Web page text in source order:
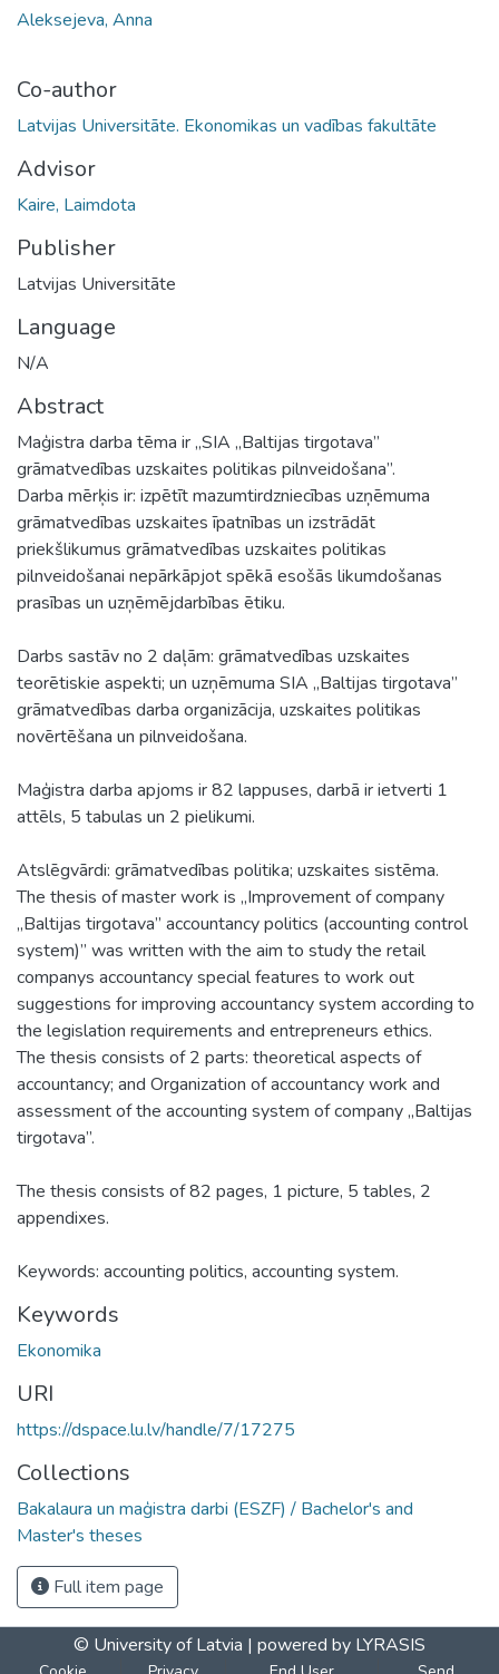
Aleksejeva, Anna
Co-author
Latvijas Universitāte. Ekonomikas un vadības fakultāte
Advisor
Kaire, Laimdota
Publisher
Latvijas Universitāte
Language
N/A
Abstract
Maģistra darba tēma ir „SIA „Baltijas tirgotava”
grāmatvedības uzskaites politikas pilnveidošana”.
Darba mērķis ir: izpētīt mazumtirdzniecības uzņēmuma
grāmatvedības uzskaites īpatnības un izstrādāt
priekšlikumus grāmatvedības uzskaites politikas
pilnveidošanai nepārkāpjot spēkā esošās likumdošanas
prasības un uzņēmējdarbības ētiku.
Darbs sastāv no 2 daļām: grāmatvedības uzskaites
teorētiskie aspekti; un uzņēmuma SIA „Baltijas tirgotava”
grāmatvedības darba organizācija, uzskaites politikas
novērtēšana un pilnveidošana.
Maģistra darba apjoms ir 82 lappuses, darbā ir ietverti 1
attēls, 5 tabulas un 2 pielikumi.
Atslēgvārdi: grāmatvedības politika; uzskaites sistēma.
The thesis of master work is „Improvement of company
„Baltijas tirgotava” accountancy politics (accounting control
system)” was written with the aim to study the retail
companys accountancy special features to work out
suggestions for improving accountancy system according to
the legislation requirements and entrepreneurs ethics.
The thesis consists of 2 parts: theoretical aspects of
accountancy; and Organization of accountancy work and
assessment of the accounting system of company „Baltijas
tirgotava”.
The thesis consists of 82 pages, 1 picture, 5 tables, 2
appendixes.
Keywords: accounting politics, accounting system.
Keywords
Ekonomika
URI
https://dspace.lu.lv/handle/7/17275
Collections
Bakalaura un maģistra darbi (ESZF) / Bachelor's and
Master's theses
Full item page
© University of Latvia | powered by LYRASIS